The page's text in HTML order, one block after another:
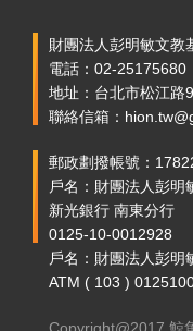
財團法人彭明敏文教
電話：02-25175680
地址：台北市松江路
聯絡信箱：
郵政劃撥帳號：
戶名：財團法人彭明
新光銀行 南東分行
0125-10-0012928
戶名：財團法人彭明
ATM ( 103 )